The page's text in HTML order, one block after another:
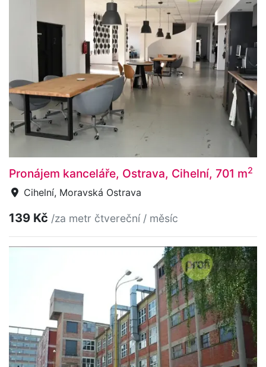
Pronájem kanceláře, Ostrava, Cihelní, 701 m2
Cihelní, Moravská Ostrava
139 Kč /za metr čtvereční / měsíc